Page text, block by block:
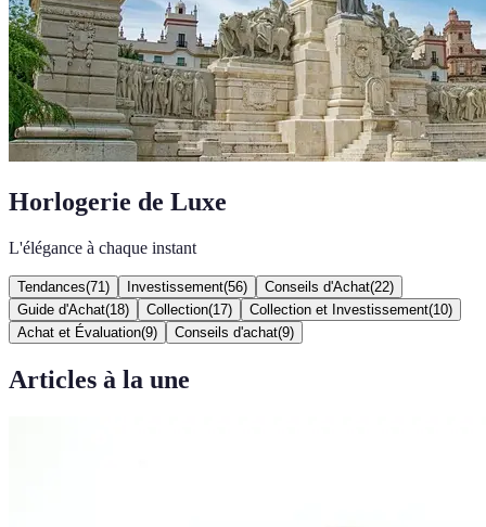
Horlogerie de Luxe
L'élégance à chaque instant
Tendances(71 ) Investissement(56) Conseils d'Achat(22)
Guide d'Achat(18) Collection(17) Collection et Investissement(10)
Achat et Évaluation(9) Conseils d'achat(9)
Articles à la une